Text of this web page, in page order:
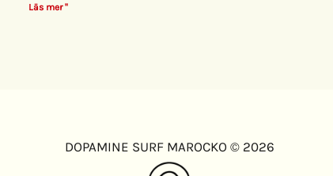
Läs mer "
DOPAMINE SURF MAROCKO © 2026